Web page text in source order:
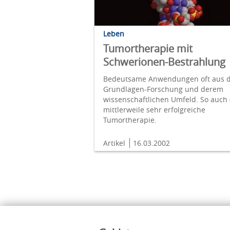
Leben
Tumortherapie mit
Schwerionen-Bestrahlung
Bedeutsame Anwendungen oft aus
Grundlagen-Forschung und derem
wissen­schaftlichen Um­feld. So auch
mittler­weile sehr erfolgreiche
Tumortherapie.
Artikel 16.03.2002